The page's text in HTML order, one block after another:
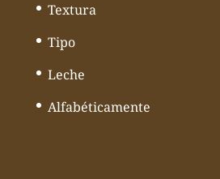
Textura
Tipo
Leche
Alfabéticamente